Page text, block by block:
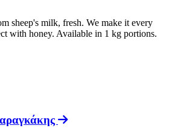
sheep's milk, fresh. We make it every
with honey. Available in 1 kg portions.